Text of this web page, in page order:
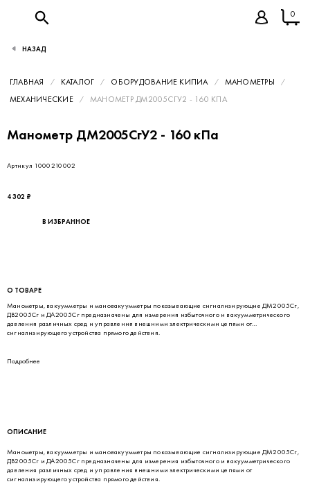
0
ГЛАВНАЯ КАТАЛОГ ОБОРУДОВАНИЕ КИПИА
МАНОМЕТРЫ
МЕХАНИЧЕСКИЕ
МАНОМЕТР ДМ2005СГУ2 - 160 КПА
Манометр ДМ2005СгУ2 - 160 кПа
Артикул 1000210002
4 302 ₽
В ИЗБРАННОЕ
О ТОВАРЕ
Манометры, вакуумметры и мановакуумметры показывающие сигнализирующие ДМ2005Сг,
ДВ2005Сг и ДА2005Сг предназначены для измерения избыточного и вакуумметрического
давления различных сред и управления внешними электрическими цепями от
сигнализирующего устройства прямого действия.
Подробнее
ОПИСАНИЕ
Манометры, вакуумметры и мановакуумметры показывающие сигнализирующие ДМ2005Сг,
ДВ2005Сг и ДА2005Сг предназначены для измерения избыточного и вакуумметрического
давления различных сред и управления внешними электрическими цепями от
сигнализирующего устройства прямого действия.
НАЗАД